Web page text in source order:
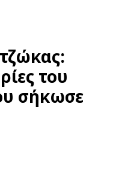
του
σήκωσε